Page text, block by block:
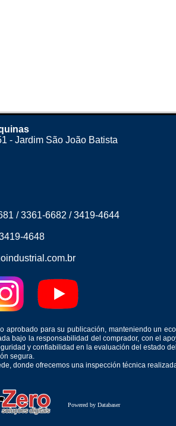
- Jardim São João Batista
/3361-6682 /3419-4644
4648
para su publicación, manteniendo un
bajo la responsabilidad del comprador, con el
y confiabilidad en la evaluación del estado
segura.
donde ofrecemos una inspección técnica
Powered by Databaser